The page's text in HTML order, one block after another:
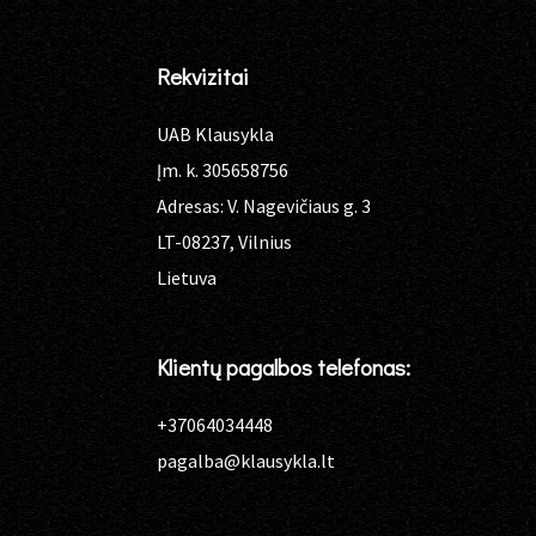
Rekvizitai
UAB Klausykla
Įm. k. 305658756
Adresas: V. Nagevičiaus g. 3
LT-08237, Vilnius
Lietuva
Klientų pagalbos telefonas:
+37064034448
pagalba@klausykla.lt